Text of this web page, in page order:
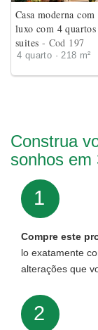
Casa moderna com
luxo com 4 quartos
suites - Cod 197
4 quarto · 218 m²
Construa
sonhos em
1
Compre este
lo exatamente
alterações que
2